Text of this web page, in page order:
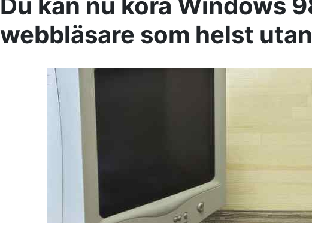
webbläsare som helst